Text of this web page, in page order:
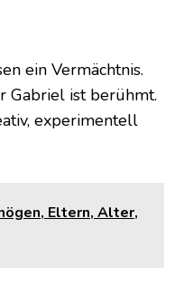
ein Vermächtnis.
Gabriel ist berühmt.
experimentell
Eltern, Alter,